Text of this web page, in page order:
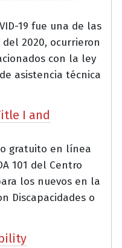
19 fue una de las
2020, ocurrieron
con la ley
asistencia técnica
I and
gratuito en línea
101 del Centro
los nuevos en la
Discapacidades o